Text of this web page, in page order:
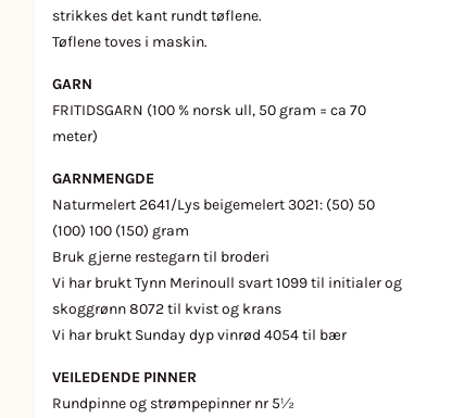
strikkes det kant rundt tøflene.
Tøflene toves i maskin.
GARN
FRITIDSGARN (100 % norsk ull, 50 gram = ca 70
meter)
GARNMENGDE
Naturmelert 2641/Lys beigemelert 3021: (50) 50
(100) 100 (150) gram
Bruk gjerne restegarn til broderi
Vi har brukt Tynn Merinoull svart 1099 til initialer og
skoggrønn 8072 til kvist og krans
Vi har brukt Sunday dyp vinrød 4054 til bær
VEILEDENDE PINNER
Rundpinne og strømpepinner nr 5½